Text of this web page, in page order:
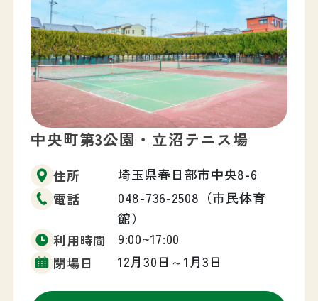
中央町第3公園・立沼テニス場
住所
埼玉県春日部市中央8-6
電話
048-736-2508（市民体育
館）
利用時間
9:00~17:00
閉場日
12月30日～1月3日